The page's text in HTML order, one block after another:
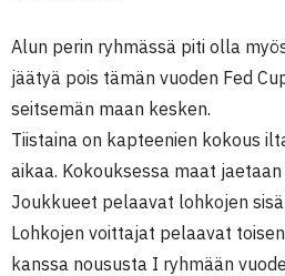
Alun perin ryhmässä piti olla
jäätyä pois tämän vuoden Fed
seitsemän maan kesken.
Tiistaina on kapteenien kokous
aikaa. Kokouksessa maat
Joukkueet pelaavat lohkojen
Lohkojen voittajat pelaavat
kanssa noususta I ryhmään